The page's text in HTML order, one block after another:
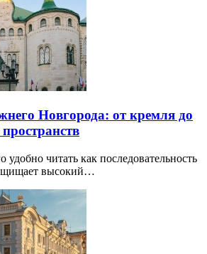
Новгорода: от кремля до
читать как последовательность
высокий…